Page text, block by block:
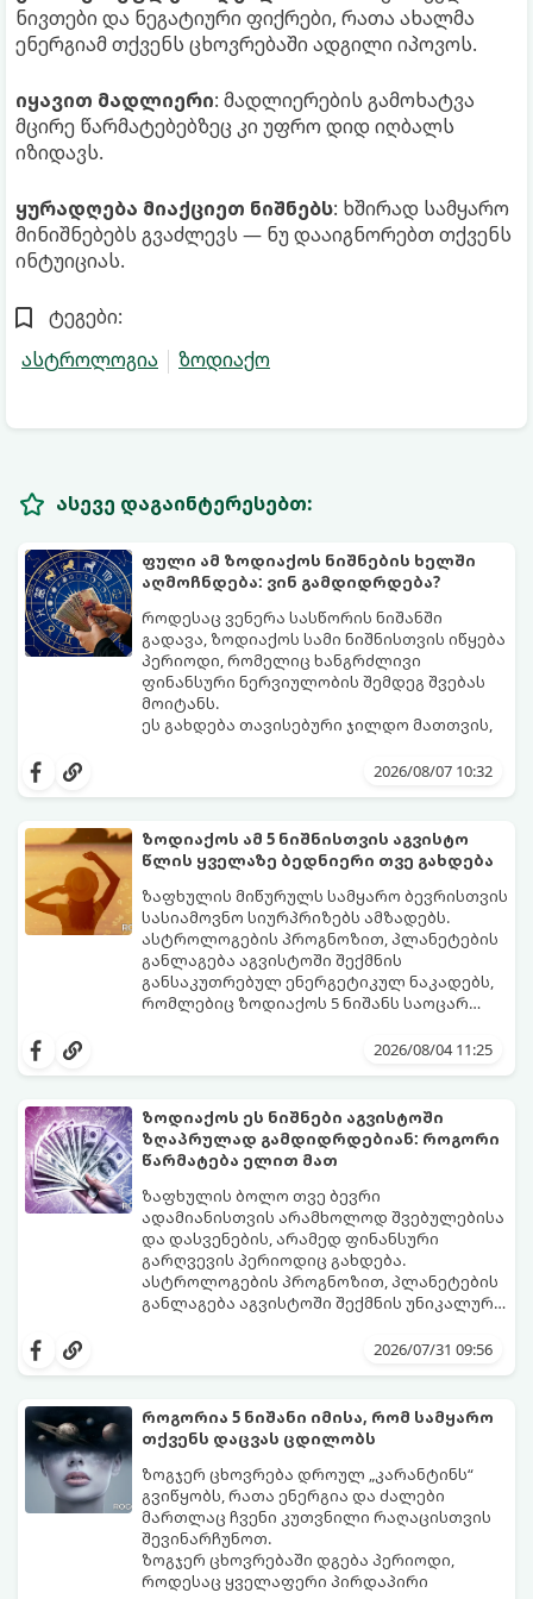
ნივთები და ნეგატიური ფიქრები, რათა ახალმა
ენერგიამ თქვენს ცხოვრებაში ადგილი იპოვოს.
იყავით მადლიერი: მადლიერების გამოხატვა
მცირე წარმატებებზეც კი უფრო დიდ იღბალს
იზიდავს.
ყურადღება მიაქციეთ ნიშნებს: ხშირად სამყარო
მინიშნებებს გვაძლევს — ნუ დააიგნორებთ თქვენს
ინტუიციას.
ტეგები:
ასტროლოგია
ზოდიაქო
ასევე დაგაინტერესებთ:
ფული ამ ზოდიაქოს ნიშნების ხელში
აღმოჩნდება: ვინ გამდიდრდება?
როდესაც ვენერა სასწორის ნიშანში
გადავა, ზოდიაქოს სამი ნიშნისთვის იწყება
პერიოდი, რომელიც ხანგრძლივი
ფინანსური ნერვიულობის შემდეგ შვებას
მოიტანს.
ეს გახდება თავისებური ჯილდო მათთვის,
იჩენდა და სირთულეების მიუხედავად წინ
სურვილების გადადებასა და ხარჯების
მკაცრ კონტროლს. თუმცა, ახლა სიტუაცია
თანდათან შეიცვლება.
პრობლემები, რომლებიც უსასრულო
გეგონათ, უკან დაიხევს, ამასთან ერთად კი
გაჩნდება მეტი ნდობა მომავლის მიმართ.
რთული პერიოდის შემდეგ ეს ნიშნები
შეძლებენ ამოისუნთქონ და დაინახონ
ახალი შესაძლებლობები.
2026/08/07 10:32
ზოდიაქოს ამ 5 ნიშნისთვის აგვისტო
წლის ყველაზე ბედნიერი თვე გახდება
ზაფხულის მიწურულს სამყარო ბევრისთვის
სასიამოვნო სიურპრიზებს ამზადებს.
ასტროლოგების პროგნოზით, პლანეტების
განლაგება აგვისტოში შექმნის
განსაკუთრებულ ენერგეტიკულ ნაკადებს,
რომლებიც ზოდიაქოს 5 ნიშანს საოცარ
ყველაზე ბედნიერი თვე აღმოჩნდება.
2026/08/04 11:25
ზოდიაქოს ეს ნიშნები აგვისტოში
ზღაპრულად გამდიდრდებიან: როგორი
წარმატება ელით მათ
ზაფხულის ბოლო თვე ბევრი
ადამიანისთვის არამხოლოდ შვებულებისა
და დასვენების, არამედ ფინანსური
გარღვევის პერიოდიც გახდება.
ასტროლოგების პროგნოზით, პლანეტების
განლაგება აგვისტოში შექმნის უნიკალურ
ზოდიაქოს 4 ნიშანს ფინანსური წარმატების
შორის, ვისაც აგვისტოში ფინანსური
2026/07/31 09:56
როგორია 5 ნიშანი იმისა, რომ სამყარო
თქვენს დაცვას ცდილობს
ზოგჯერ ცხოვრება დროულ „კარანტინს“
გვიწყობს, რათა ენერგია და ძალები
მართლაც ჩვენი კუთვნილი რაღაცისთვის
შევინარჩუნოთ.
ზოგჯერ ცხოვრებაში დგება პერიოდი,
როდესაც ყველაფერი პირდაპირი